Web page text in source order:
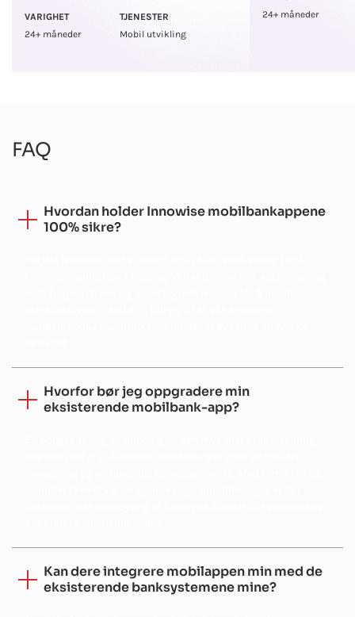
VARIGHET
24+ måneder
TJENESTER
Mobil utvikling
24+ måneder
FAQ
Hvordan holder Innowise mobilbankappene
100% sikre?
Hvorfor bør jeg oppgradere min
eksisterende mobilbank-app?
Kan dere integrere mobilappen min med de
eksisterende banksystemene mine?